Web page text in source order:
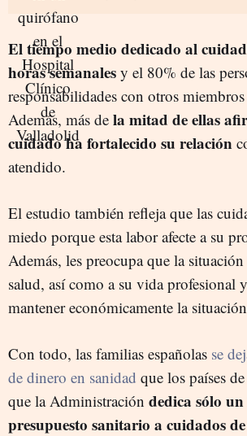
El tiempo medio dedicado al
horas semanales y el 80% de las
responsabilidades con otros
Además, más de la mitad de ellas
cuidado ha fortalecido su relación
atendido.
El estudio también refleja que las
miedo porque esta labor afecte a su
Además, les preocupa que la situación
salud, así como a su vida profesional
mantener económicamente la
Con todo, las familias españolas se
de dinero en sanidad que los países
que la Administración dedica sólo
presupuesto sanitario a cuidados